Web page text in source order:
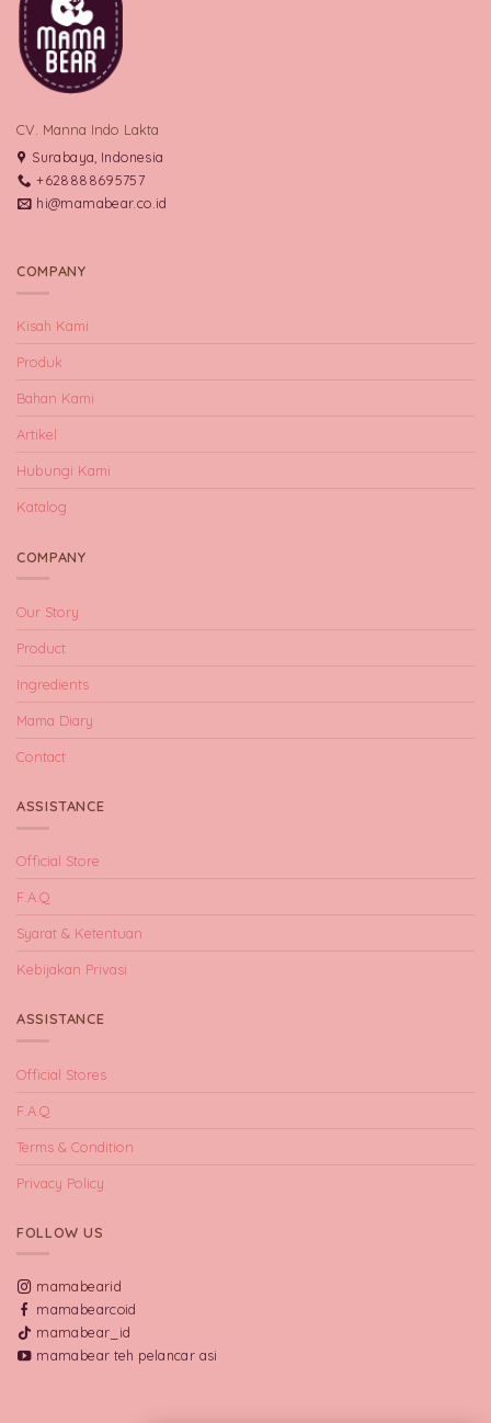
CV. Manna Indo Lakta
Surabaya, Indonesia
+628888695757
hi@mamabear.co.id
COMPANY
Kisah Kami
Produk
Bahan Kami
Artikel
Hubungi Kami
Katalog
COMPANY
Our Story
Product
Ingredients
Mama Diary
Contact
ASSISTANCE
Official Store
F.A.Q
Syarat & Ketentuan
Kebijakan Privasi
ASSISTANCE
Official Stores
F.A.Q
Terms & Condition
Privacy Policy
FOLLOW US
mamabearid
mamabearcoid
mamabear_id
mamabear teh pelancar asi